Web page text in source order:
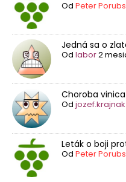
Od Peter
Jedná sa o
Od labor2
Choroba
Od jozef.krajnak
Leták o boji
Od Peter